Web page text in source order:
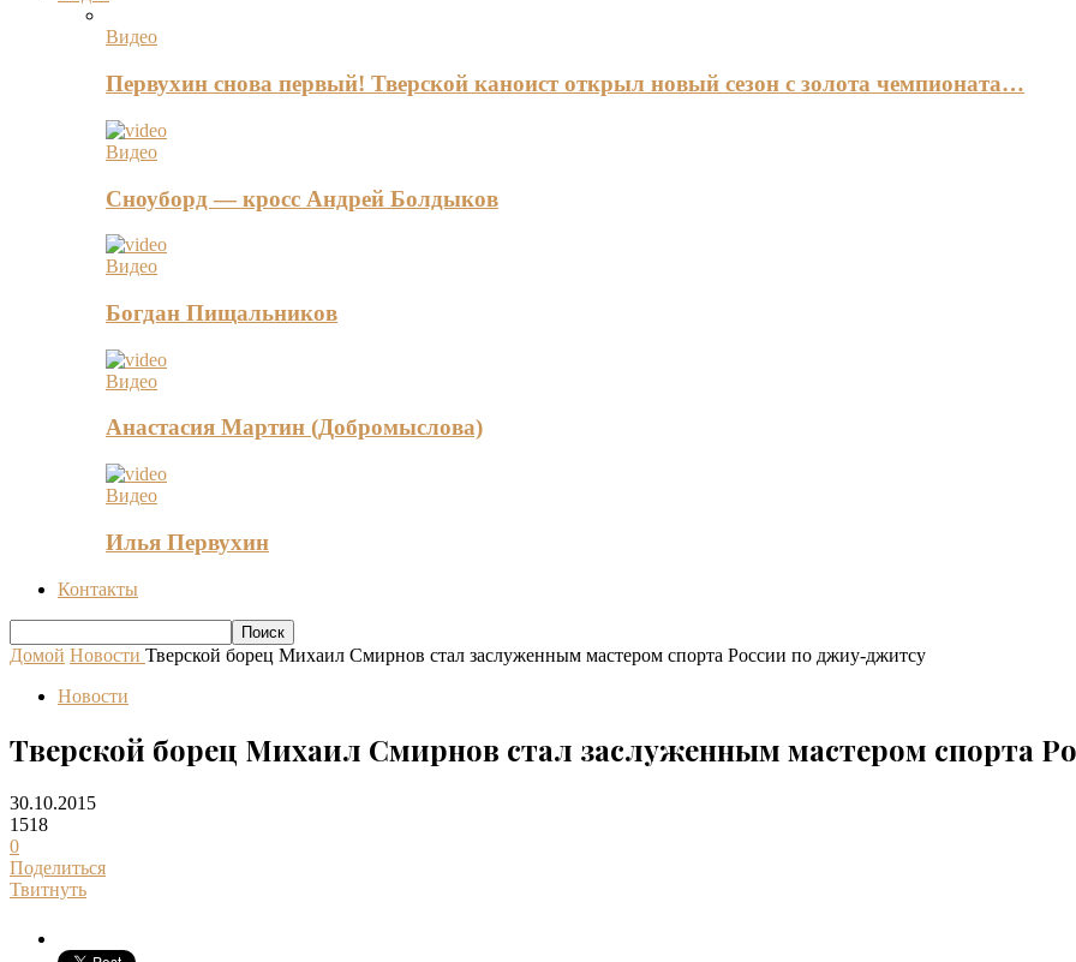
Видео
Первухин снова первый! Тверской каноист открыл новый сезон с золота чемпионата…
Видео
Сноуборд — кросс Андрей Болдыков
Видео
Богдан Пищальников
Видео
Анастасия Мартин (Добромыслова)
Видео
Илья Первухин
Контакты
Домой Новости Тверской борец Михаил Смирнов стал заслуженным мастером спорта России по джиу-джитсу
Новости
Тверской борец Михаил Смирнов стал заслуженным мастером спорта
30.10.2015
1518
0
Поделиться
Твитнуть